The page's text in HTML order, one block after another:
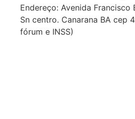
Endereço: Avenida Francisco
Sn centro. Canarana BA cep
fórum e INSS)